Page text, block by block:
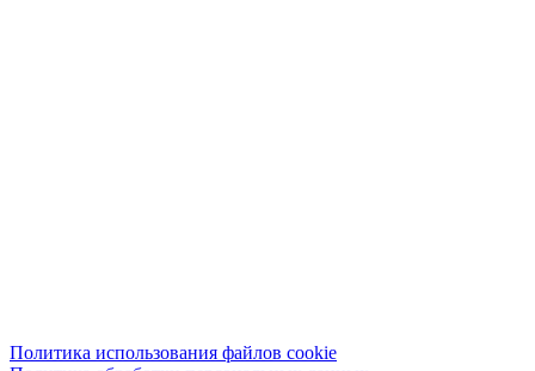
Политика использования файлов cookie